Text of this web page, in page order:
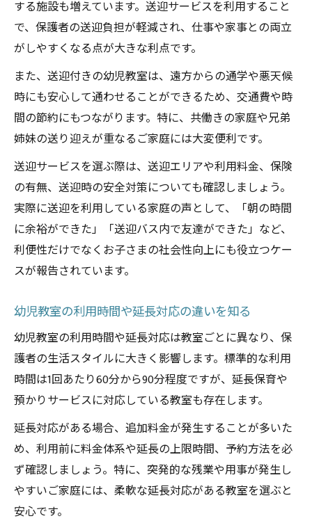
する施設も増えています。送迎サービスを利用すること
で、保護者の送迎負担が軽減され、仕事や家事との両立
がしやすくなる点が大きな利点です。
また、送迎付きの幼児教室は、遠方からの通学や悪天候
時にも安心して通わせることができるため、交通費や時
間の節約にもつながります。特に、共働きの家庭や兄弟
姉妹の送り迎えが重なるご家庭には大変便利です。
送迎サービスを選ぶ際は、送迎エリアや利用料金、保険
の有無、送迎時の安全対策についても確認しましょう。
実際に送迎を利用している家庭の声として、「朝の時間
に余裕ができた」「送迎バス内で友達ができた」など、
利便性だけでなくお子さまの社会性向上にも役立つケー
スが報告されています。
幼児教室の利用時間や延長対応の違いを知る
幼児教室の利用時間や延長対応は教室ごとに異なり、保
護者の生活スタイルに大きく影響します。標準的な利用
時間は1回あたり60分から90分程度ですが、延長保育や
預かりサービスに対応している教室も存在します。
延長対応がある場合、追加料金が発生することが多いた
め、利用前に料金体系や延長の上限時間、予約方法を必
ず確認しましょう。特に、突発的な残業や用事が発生し
やすいご家庭には、柔軟な延長対応がある教室を選ぶと
安心です。